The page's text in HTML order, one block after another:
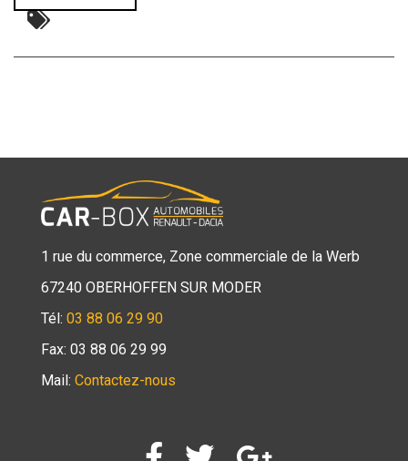
1 rue du commerce, Zone commerciale de la Werb
67240 OBERHOFFEN SUR MODER
Tél: 03 88 06 29 90
Fax: 03 88 06 29 99
Mail: Contactez-nous